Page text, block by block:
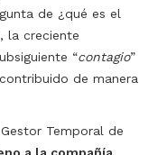
de ¿qué es el
la creciente
“contagio”
de manera
Temporal de